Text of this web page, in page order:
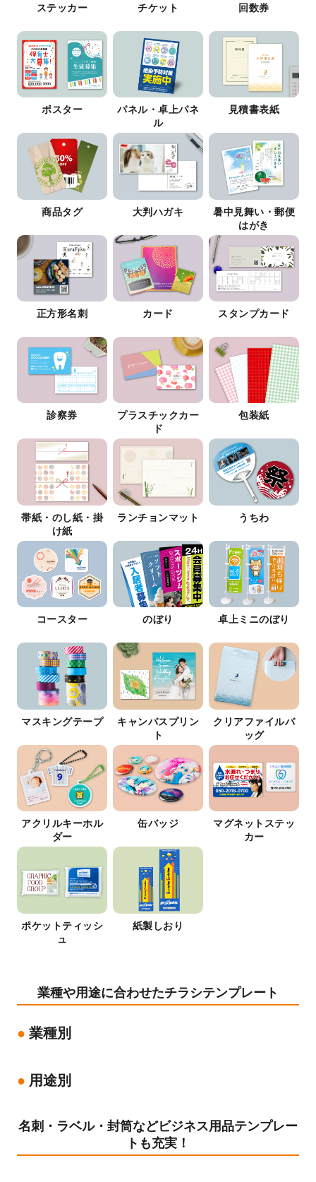
ステッカー チケット 回数券
ポスター
パネル・卓上パネ
ル
見積書表紙
商品タグ 大判ハガキ
暑中見舞い・郵便
はがき
正方形名刺 カード スタンプカード
診察券
プラスチックカー
ド
包装紙
帯紙・のし紙・掛
け紙
ランチョンマット うちわ
コースター のぼり 卓上ミニのぼり
マスキングテープ
キャンバスプリン
ト
クリアファイルバ
ッグ
アクリルキーホル
ダー
缶バッジ
マグネットステッ
カー
ポケットティッシ
ュ
紙製しおり
業種や用途に合わせたチラシテンプレート
業種別
用途別
名刺・ラベル・封筒などビジネス用品テンプレー
トも充実！